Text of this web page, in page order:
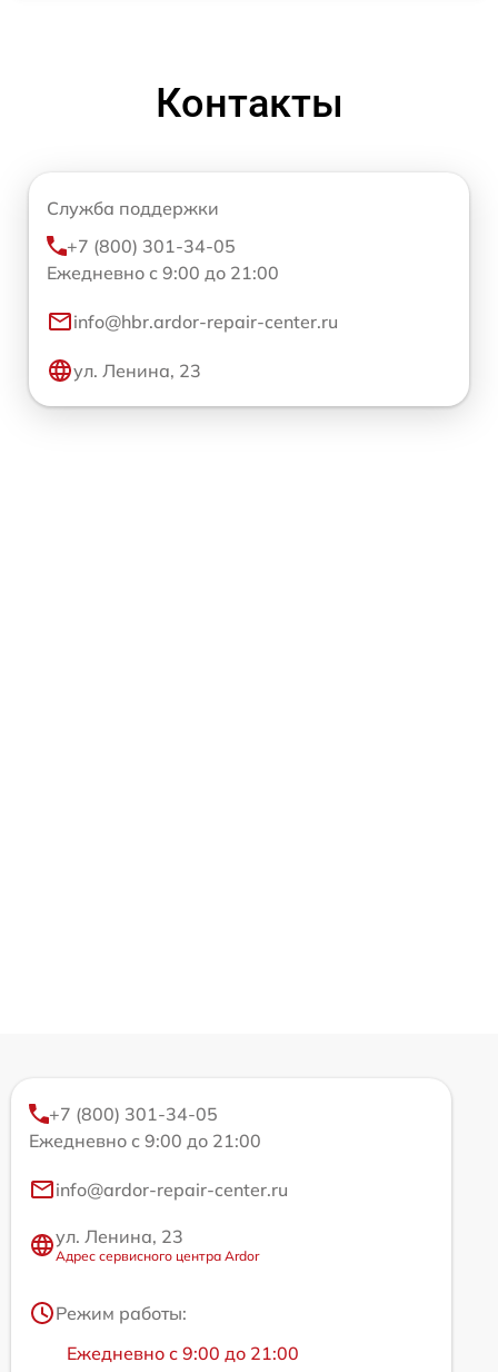
Контакты
Служба поддержки
+7 (800) 301-34-05
Ежедневно с 9:00 до 21:00
info@hbr.ardor-repair-center.ru
ул. Ленина, 23
+7 (800) 301-34-05
Ежедневно с 9:00 до 21:00
info@ardor-repair-center.ru
ул. Ленина, 23
Адрес сервисного центра Ardor
Режим работы:
Ежедневно с 9:00 до 21:00